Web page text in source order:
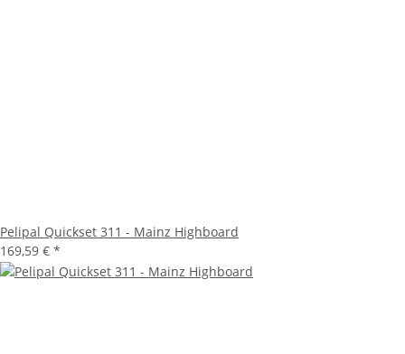
Pelipal Quickset 311 - Mainz Highboard
169,59 € *